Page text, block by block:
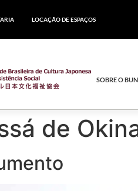
LOCAÇÃO DE ESPAÇOS
SOBRE O
de